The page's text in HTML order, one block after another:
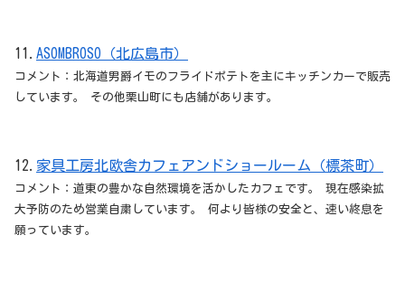
11. ASOMBROSO（北広島市）
コメント：北海道男爵イモのフライドポテトを主にキッチンカーで販売
しています。 その他栗山町にも店舗があります。
12. 家具工房北欧舎カフェアンドショールーム（標茶町）
コメント：道東の豊かな自然環境を活かしたカフェです。 現在感染拡
大予防のため営業自粛しています。 何より皆様の安全と、速い終息を
願っています。